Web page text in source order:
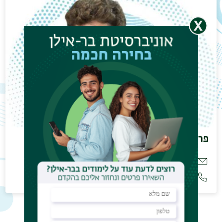
פרופ' ברזיס אליס
Elise.Brezis@biu.ac.il
972-3-5318946